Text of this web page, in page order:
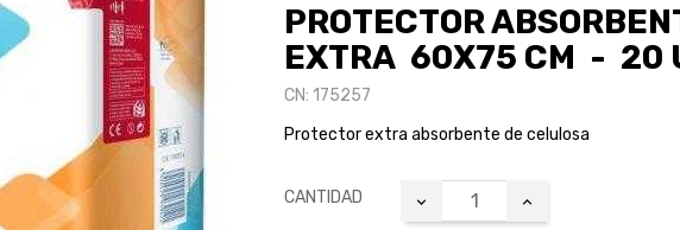
PROTECTOR
EXTRA 60X75 CM - 20
CN: 175257
Protector extra absorbente de celulosa
CANTIDAD